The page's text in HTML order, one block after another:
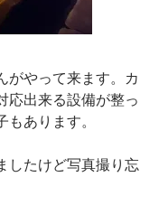
がやって来ます。カ
応出来る設備が整っ
あります。
したけど写真撮り忘